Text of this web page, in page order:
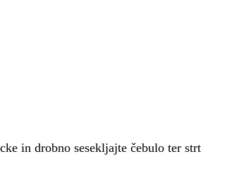
in drobno sesekljajte čebulo ter strt